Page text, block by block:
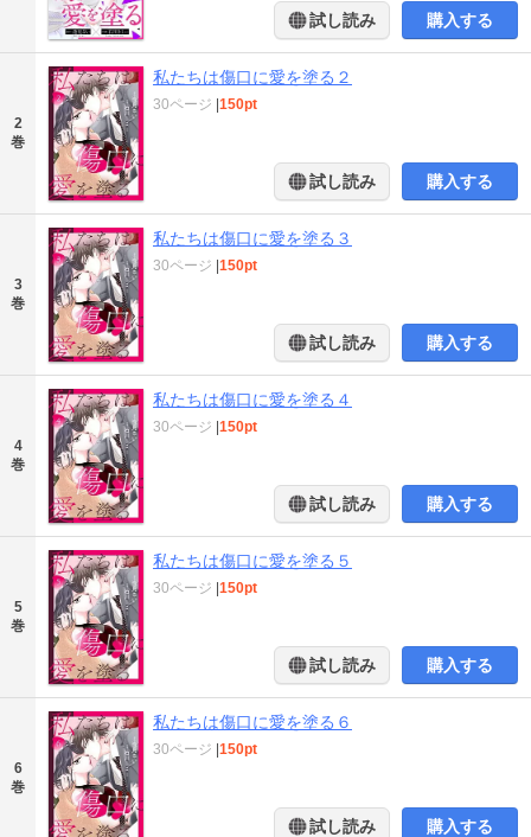
試し読み 購入する
2
巻
私たちは傷口に愛を塗る２
30ページ |150pt
試し読み 購入する
3
巻
私たちは傷口に愛を塗る３
30ページ |150pt
試し読み 購入する
4
巻
私たちは傷口に愛を塗る４
30ページ |150pt
試し読み 購入する
5
巻
私たちは傷口に愛を塗る５
30ページ |150pt
試し読み 購入する
6
巻
私たちは傷口に愛を塗る６
30ページ |150pt
試し読み 購入する